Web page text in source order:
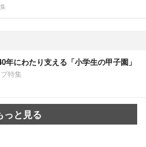
年にわたり支える「小学生の甲子園」
特集
っと見る